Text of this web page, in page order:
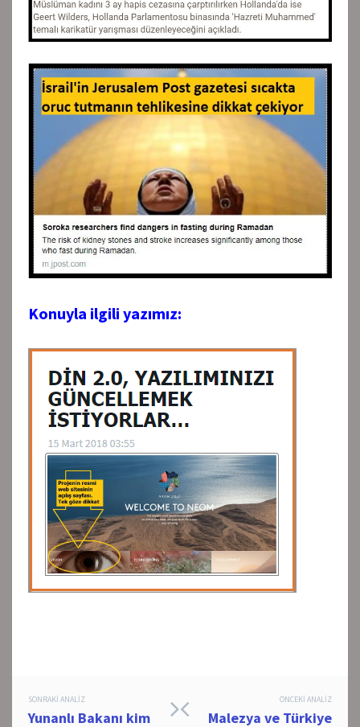
Konuyla ilgili yazımız:
Post
ÖNCEKI ANALIZ
Malezya ve Türkiye
SONRAKI ANALIZ
Yunanlı Bakanı kim